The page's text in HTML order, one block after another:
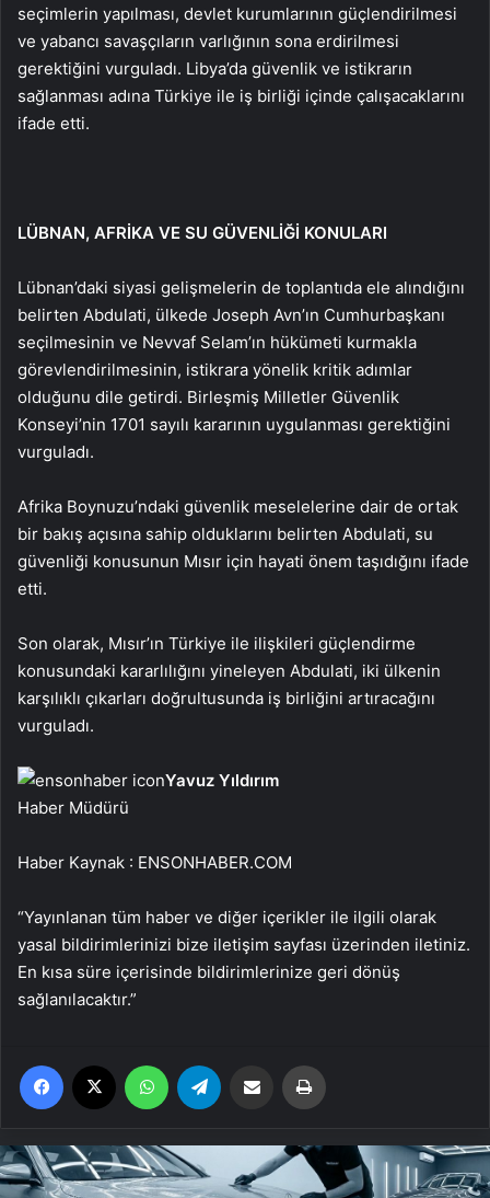
seçimlerin yapılması, devlet kurumlarının güçlendirilmesi
ve yabancı savaşçıların varlığının sona erdirilmesi
gerektiğini vurguladı. Libya’da güvenlik ve istikrarın
sağlanması adına Türkiye ile iş birliği içinde çalışacaklarını
ifade etti.
LÜBNAN, AFRİKA VE SU GÜVENLİĞİ KONULARI
Lübnan’daki siyasi gelişmelerin de toplantıda ele alındığını
belirten Abdulati, ülkede Joseph Avn’ın Cumhurbaşkanı
seçilmesinin ve Nevvaf Selam’ın hükümeti kurmakla
görevlendirilmesinin, istikrara yönelik kritik adımlar
olduğunu dile getirdi. Birleşmiş Milletler Güvenlik
Konseyi’nin 1701 sayılı kararının uygulanması gerektiğini
vurguladı.
Afrika Boynuzu’ndaki güvenlik meselelerine dair de ortak
bir bakış açısına sahip olduklarını belirten Abdulati, su
güvenliği konusunun Mısır için hayati önem taşıdığını ifade
etti.
Son olarak, Mısır’ın Türkiye ile ilişkileri güçlendirme
konusundaki kararlılığını yineleyen Abdulati, iki ülkenin
karşılıklı çıkarları doğrultusunda iş birliğini artıracağını
vurguladı.
Yavuz Yıldırım
Haber Müdürü
Haber Kaynak : ENSONHABER.COM
“Yayınlanan tüm haber ve diğer içerikler ile ilgili olarak
yasal bildirimlerinizi bize iletişim sayfası üzerinden iletiniz.
En kısa süre içerisinde bildirimlerinize geri dönüş
sağlanılacaktır.”
Facebook WhatsApp Email'den paylaş